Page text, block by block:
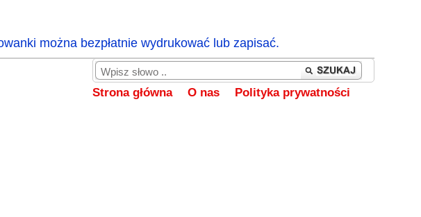
można bezpłatnie wydrukować lub zapisać.
Strona główna O nas Polityka prywatności